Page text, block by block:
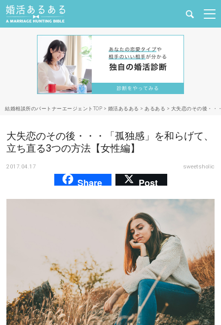
婚活と結婚
恋愛の悩み
合コン・街コン
マッチングアプリ
仕事とキャリア
特集
結婚相談所のパートナーエージェントTOP > 婚活あるある > あるある > 大失恋のその後・・
大失恋のその後・・・「孤独感」を和らげて、
立ち直る3つの方法【女性編】
2017.04.17 sweetsholic
Share Post